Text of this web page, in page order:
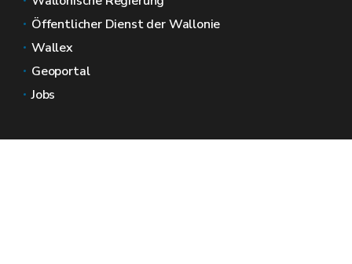
Öffentlicher Dienst der Wallonie
Wallex
Geoportal
Jobs